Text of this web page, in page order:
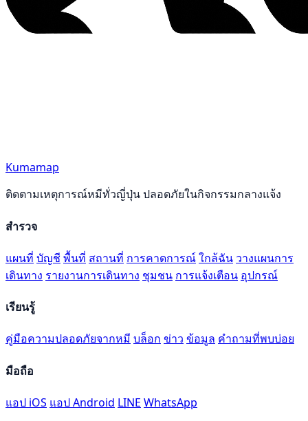
Kumamap
ติดตามเหตุการณ์หมีทั่วญี่ปุ่น ปลอดภัยในกิจกรรมกลางแจ้ง
สำรวจ
แผนที่ บัญชี พื้นที่ สถานที่ การคาดการณ์ใกล้ฉัน วางแผนการ
เดินทาง รายงานการเดินทาง ชุมชน การแจ้งเตือน อุปกรณ์
เรียนรู้
คู่มือความปลอดภัยจากหมี บล็อก ข่าว ข้อมูล คำถามที่พบบ่อย
มือถือ
แอป iOS แอป Android LINE WhatsApp